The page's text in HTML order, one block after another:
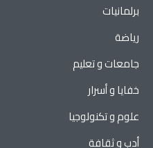
برلمانيات
رياضة
جامعات و تعليم
خفايا و أسرار
علوم و تكنولوجيا
أدب و ثقافة